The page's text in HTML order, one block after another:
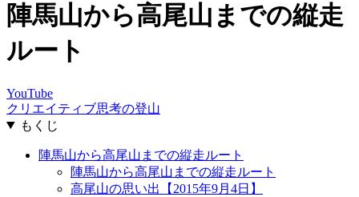
陣馬山から高尾山までの縦走
ルート
YouTube
クリエイティブ思考の登山
もくじ
陣馬山から高尾山までの縦走ルート
陣馬山から高尾山までの縦走ルート
高尾山の思い出【2015年9月4日】